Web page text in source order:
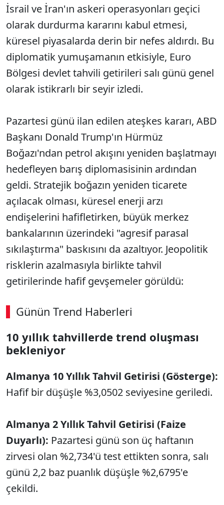
İsrail ve İran'ın askeri operasyonları geçici
olarak durdurma kararını kabul etmesi,
küresel piyasalarda derin bir nefes aldırdı. Bu
diplomatik yumuşamanın etkisiyle, Euro
Bölgesi devlet tahvili getirileri salı günü genel
olarak istikrarlı bir seyir izledi.
Pazartesi günü ilan edilen ateşkes kararı, ABD
Başkanı Donald Trump'ın Hürmüz
Boğazı'ndan petrol akışını yeniden başlatmayı
hedefleyen barış diplomasisinin ardından
geldi. Stratejik boğazın yeniden ticarete
açılacak olması, küresel enerji arzı
endişelerini hafifletirken, büyük merkez
bankalarının üzerindeki "agresif parasal
sıkılaştırma" baskısını da azaltıyor. Jeopolitik
risklerin azalmasıyla birlikte tahvil
getirilerinde hafif gevşemeler görüldü:
Günün Trend Haberleri
SÖZCÜ SON DAKİKA
10 yıllık tahvillerde trend oluşması
bekleniyor
Almanya 10 Yıllık Tahvil Getirisi (Gösterge):
Hafif bir düşüşle %3,0502 seviyesine geriledi.
Almanya 2 Yıllık Tahvil Getirisi (Faize
Duyarlı): Pazartesi günü son üç haftanın
zirvesi olan %2,734'ü test ettikten sonra, salı
günü 2,2 baz puanlık düşüşle %2,6795'e
çekildi.